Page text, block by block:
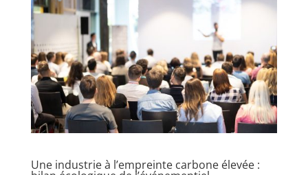
Une industrie à l’empreinte carbone élevée :